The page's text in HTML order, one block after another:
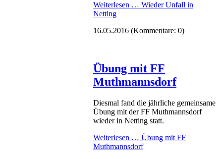
Weiterlesen … Wieder Unfall in
Netting
16.05.2016 (Kommentare: 0)
Übung mit FF
Muthmannsdorf
Diesmal fand die jährliche gemeinsame
Übung mit der FF Muthmannsdorf
wieder in Netting statt.
Weiterlesen … Übung mit FF
Muthmannsdorf